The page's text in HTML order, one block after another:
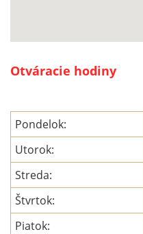
Otváracie hodiny
Pondelok:
Utorok:
Streda:
Štvrtok:
Piatok: